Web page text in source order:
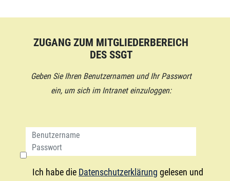
ZUGANG ZUM MITGLIEDERBEREICH
DES SSGT
Geben Sie Ihren Benutzernamen und Ihr Passwort
ein, um sich im Intranet einzuloggen:
Ich habe die Datenschutzerklärung gelesen und